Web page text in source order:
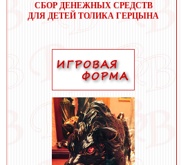
СБОР ДЕНЕЖНЫХ СРЕДСТВ
ДЛЯ ДЕТЕЙ ТОЛИКА ГЕРЦЫНА